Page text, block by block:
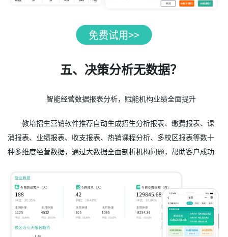
五、决策分析无数据？
智能经营数据报表分析，赋能机构业绩全面提升
教培招生营销软件推荐自动生成招生分析报表、缴费报表、课
消报表、业绩报表、收支报表、热销课程分析、多校区报表等数十
种多维度经营数据，通过大数据全面剖析机构问题，帮助客户成功